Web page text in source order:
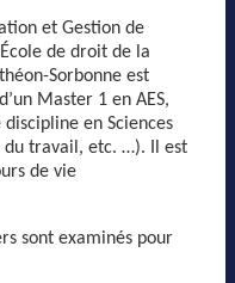
et Gestion de
de droit de la
Sorbonne est
Master 1 en AES,
en Sciences
du travail, etc. …). Il est
de vie
sont examinés pour